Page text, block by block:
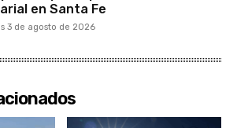
en Santa Fe
3 de agosto de 2026